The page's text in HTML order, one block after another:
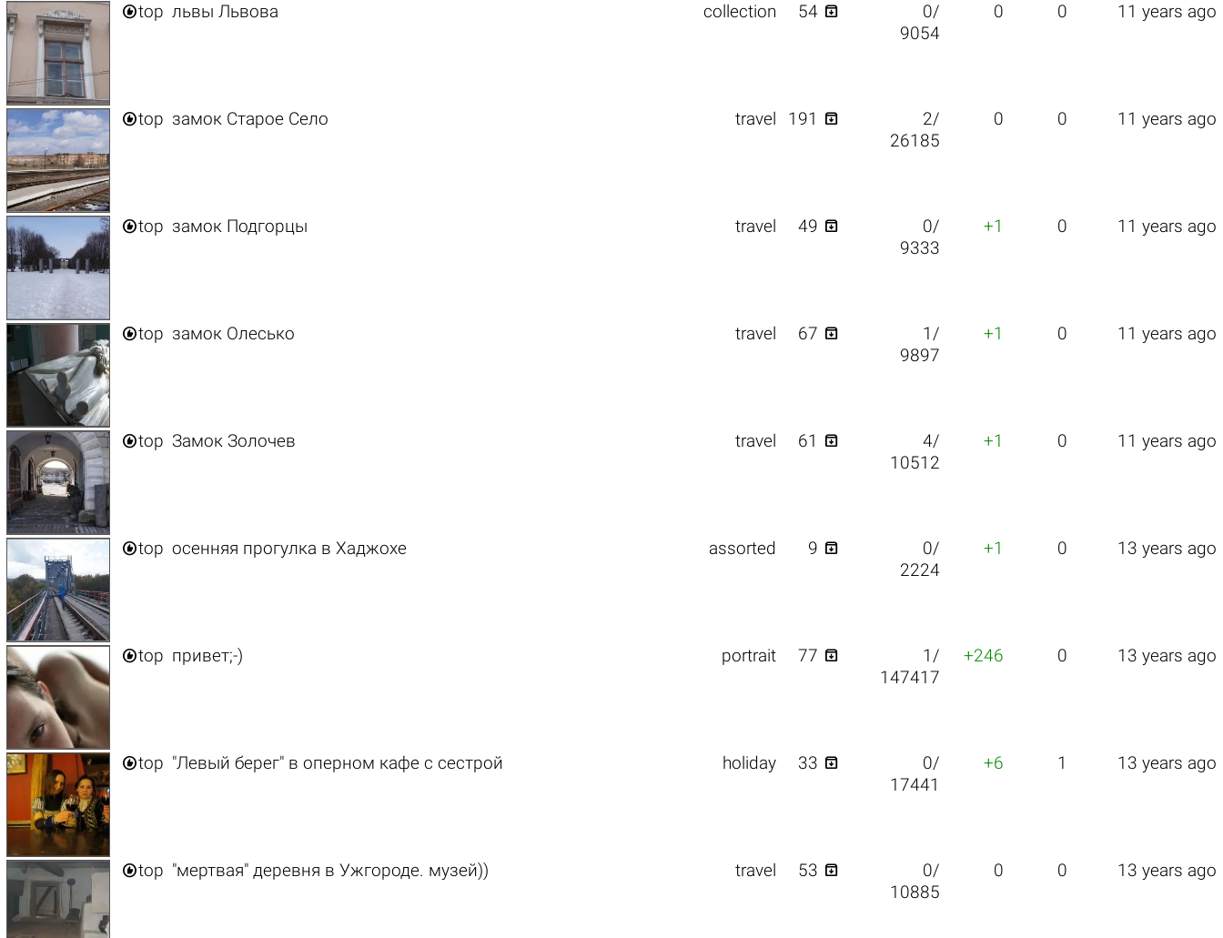
top львы Львова collection 54 
0/
9054
0 0 11 years ago
top замок Старое Село travel 191 
2/
26185
0 0 11 years ago
top замок Подгорцы travel 49 
0/
9333
+1 0 11 years ago
top замок Олесько travel 67 
1/
9897
+1 0 11 years ago
top Замок Золочев travel 61 
4/
10512
+1 0 11 years ago
top осенняя прогулка в Хаджохе assorted 9 
0/
2224
+1 0 13 years ago
top привет;-) portrait 77 
1/
147417
+246 0 13 years ago
top "Левый берег" в оперном кафе с сестрой holiday 33 
0/
17441
+6 1 13 years ago
top "мертвая" деревня в Ужгороде. музей)) travel 53 
0/
10885
0 0 13 years ago